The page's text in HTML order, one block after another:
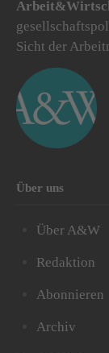
Sicht der
Über uns
Über A&W
Redaktion
Abonnieren
Archiv